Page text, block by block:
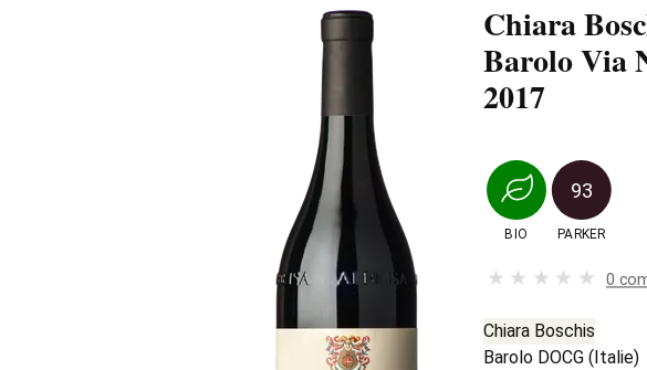
Chiara
Barolo Via
2017
BIO
93
PARKER
0
Chiara Boschis
Barolo DOCG (Italie)